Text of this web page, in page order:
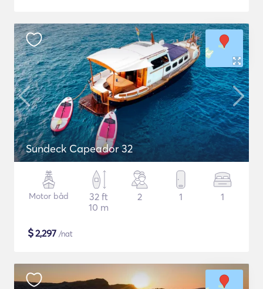
Sundeck Capeador 32
Motor båd
32 ft
10 m
2 1 1
$2,297 /nat